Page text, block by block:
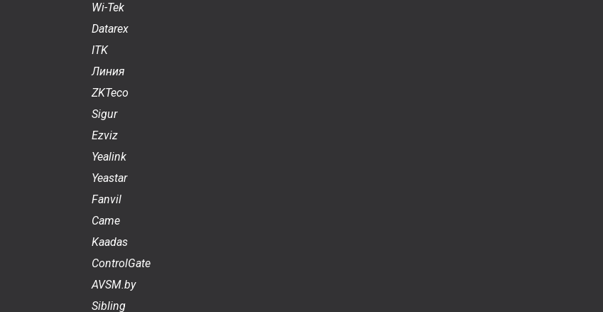
Wi-Tek
Datarex
ITK
Линия
ZKTeco
Sigur
Ezviz
Yealink
Yeastar
Fanvil
Came
Kaadas
ControlGate
AVSM.by
Sibling